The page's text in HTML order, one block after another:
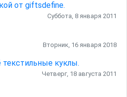
от giftsdefine.
Суббота, 8 января 2011
Вторник, 16 января 2018
куклы.
Четверг, 18 августа 2011